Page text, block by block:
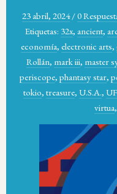
23 abril, 2024 /0
Etiquetas: 32x, ancient,
economía, electronic arts,
Rollán, mark iii, master
periscope, phantasy star,
tokio, treasure, U.S.A.,
virtua,